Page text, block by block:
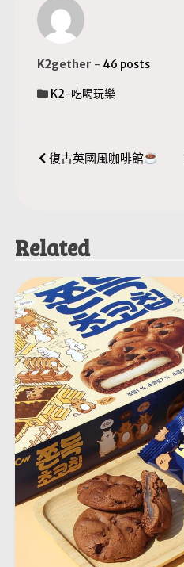
K2gether - 46 posts
K2-吃喝玩樂
文
覽
復古英國風咖啡館
Related